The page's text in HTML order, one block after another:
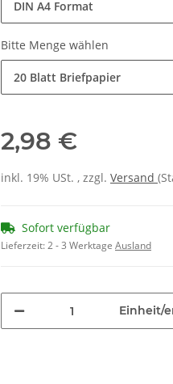
DIN A4 Format
Bitte Menge wählen
20 Blatt Briefpapier
2,98 €
inkl. 19% USt. , zzgl. Versand
Sofort verfügbar
Lieferzeit:2 - 3 Werktage Ausland
Einheit/